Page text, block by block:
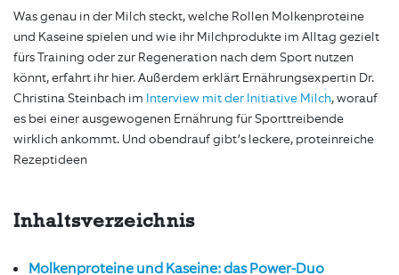
Was genau in der Milch steckt, welche Rollen Molkenproteine
und Kaseine spielen und wie ihr Milchprodukte im Alltag gezielt
fürs Training oder zur Regeneration nach dem Sport nutzen
könnt, erfahrt ihr hier. Außerdem erklärt Ernährungsexpertin Dr.
Christina Steinbach im Interview mit der Initiative Milch, worauf
es bei einer ausgewogenen Ernährung für Sporttreibende
wirklich ankommt. Und obendrauf gibt’s leckere, proteinreiche
Rezeptideen
Inhaltsverzeichnis
Molkenproteine und Kaseine: das Power-Duo